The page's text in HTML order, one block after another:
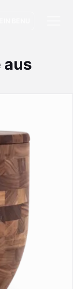
aus